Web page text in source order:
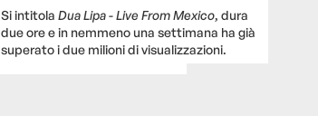
Si intitolaDua Lipa - Live From Mexico, dura
due ore e in nemmeno una settimana ha già
superato i due milioni di visualizzazioni.